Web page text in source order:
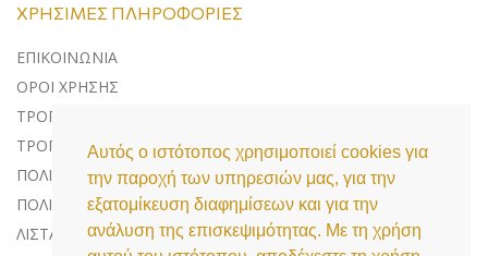
Αυτός ο ιστότοπος χρησιμοποιεί cookies για
την παροχή των υπηρεσιών μας, για την
εξατομίκευση διαφημίσεων και για την
ανάλυση της επισκεψιμότητας. Με τη χρήση
ΧΡΉΣΙΜΕΣ ΠΛΗΡΟΦΟΡΊΕΣ
ΕΠΙΚΟΙΝΩΝΊΑ
ΌΡΟΙ ΧΡΉΣΗΣ
ΤΡΌΠΟΙ ΠΛΗΡΩΜΉΣ
ΤΡΌΠΟΙ ΑΠΟΣΤΟΛΉΣ
ΠΟΛΙΤΙΚΉ ΕΠΙΣΤΡΟΦΏΝ
ΠΟΛΙΤΙΚΉ ΠΡΟΣΤΑΣΊΑΣ ΔΕΔΟΜΈΝΩΝ
ΛΊΣΤΑ COOKIES